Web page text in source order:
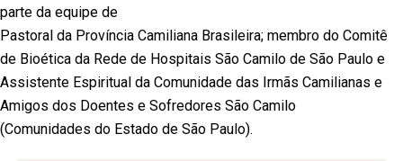
parte da equipe de
Pastoral da Província Camiliana Brasileira; membro do Comitê
de Bioética da Rede de Hospitais São Camilo de São Paulo e
Assistente Espiritual da Comunidade das Irmãs Camilianas e
Amigos dos Doentes e Sofredores São Camilo
(Comunidades do Estado de São Paulo).